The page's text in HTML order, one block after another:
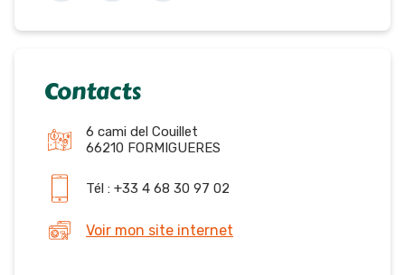
Contacts
6 cami del Couillet
66210 FORMIGUERES
Tél : +33 4 68 30 97 02
Voir mon site internet